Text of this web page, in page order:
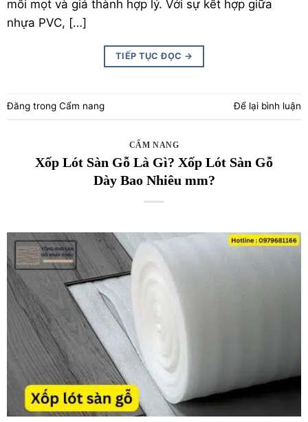
mối mọt và giá thành hợp lý. Với sự kết hợp giữa
nhựa PVC, […]
TIẾP TỤC ĐỌC →
Đăng trong Cẩm nang Để lại bình luận
CẨM NANG
Xốp Lót Sàn Gỗ Là Gì? Xốp Lót Sàn Gỗ
Dày Bao Nhiêu mm?